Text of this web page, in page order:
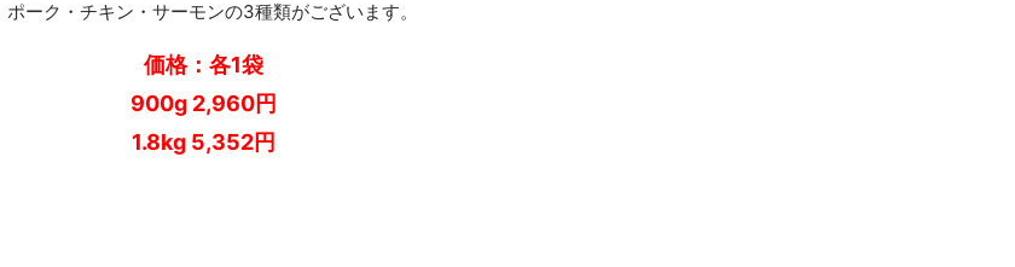
ポーク・チキン・サーモンの3種類がございます。
価格：各1袋
900g 2,960円
1.8kg 5,352円